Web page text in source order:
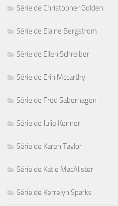
Série de Christopher Golden
Série de Elaine Bergstrom
Série de Ellen Schreiber
Série de Erin Mccarthy
Série de Fred Saberhagen
Série de Julie Kenner
Série de Karen Taylor
Série de Katie MacAlister
Série de Kerrelyn Sparks